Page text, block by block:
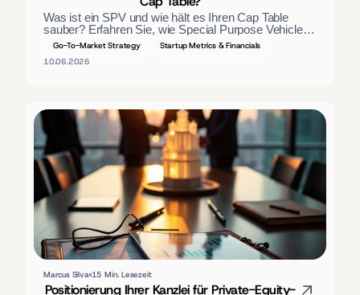
Was ist ein SPV und wie hält es Ihren Cap Table
sauber? Erfahren Sie, wie Special Purpose Vehicles
Investoren bündeln, wie sie steuerlich behandelt
werden und wann Gründer ein solches nutzen
sollten.
Go-To-Market Strategy
Startup Metrics & Financials
10.06.2026
Marcus Silva 15 Min. Lesezeit
Positionierung Ihrer Kanzlei für Private-Equity-